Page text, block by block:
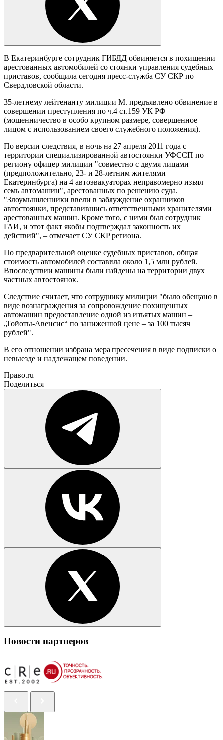
В Екатеринбурге сотрудник ГИБДД обвиняется в похищении
арестованных автомобилей со стоянки управления судебных
приставов, сообщила сегодня пресс-служба СУ СКР по
Свердловской области.
35-летнему лейтенанту милиции М. предъявлено обвинение в
совершении преступления по ч.4 ст.159 УК РФ
(мошенничество в особо крупном размере, совершенное
лицом с использованием своего служебного положения).
По версии следствия, в ночь на 27 апреля 2011 года с
территории специализированной автостоянки УФССП по
региону офицер милиции "совместно с двумя лицами
(предположительно, 23- и 28-летним жителями
Екатеринбурга) на 4 автоэвакуаторах неправомерно изъял
семь автомашин", арестованных по решению суда.
"Злоумышленники ввели в заблуждение охранников
автостоянки, представившись ответственными хранителями
арестованных машин. Кроме того, с ними был сотрудник
ГАИ, и этот факт якобы подтверждал законность их
действий", – отмечает СУ СКР региона.
По предварительной оценке судебных приставов, общая
стоимость автомобилей составила около 1,5 млн рублей.
Впоследствии машины были найдены на территории двух
частных автостоянок.
Следствие считает, что сотруднику милиции "было обещано в
виде вознаграждения за сопровождение похищенных
автомашин предоставление одной из изъятых машин –
„Тойоты-Авенсис“ по заниженной цене – за 100 тысяч
рублей".
В его отношении избрана мера пресечения в виде подписки о
невыезде и надлежащем поведении.
Право.ru
Поделиться
Новости партнеров